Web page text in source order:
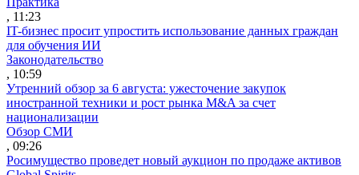
, 11:23
IT-бизнес просит упростить использование данных граждан
для обучения ИИ
Законодательство
, 10:59
Утренний обзор за 6 августа: ужесточение закупок
иностранной техники и рост рынка M&A за счет
национализации
Обзор СМИ
, 09:26
Росимущество проведет новый аукцион по продаже активов